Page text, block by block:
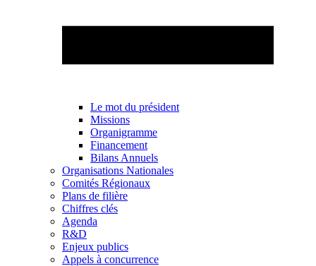
Le mot du président
Missions
Organigramme
Financement
Bilans Annuels
Organisations Nationales
Comités Régionaux
Plans de filière
Chiffres clés
Agenda
R&D
Enjeux publics
Appels à concurrence